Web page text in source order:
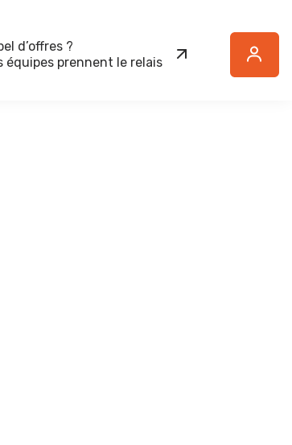
d’offres ?
équipes prennent le relais
Button